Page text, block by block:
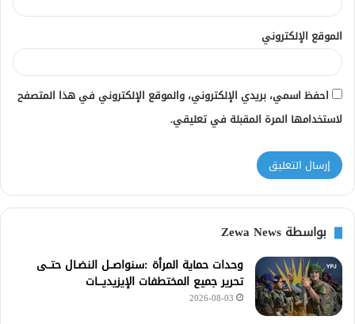
الموقع الإلكتروني
احفظ اسمي، بريدي الإلكتروني، والموقع الإلكتروني في هذا المتصفح
لاستخدامها المرة المقبلة في تعليقي.
بواسطة Zewa News
وحدات حماية المرأة :سنواصــل النضـال حتــى
تحرير جميع المختطفات الإيزيديـــات
2026-08-03